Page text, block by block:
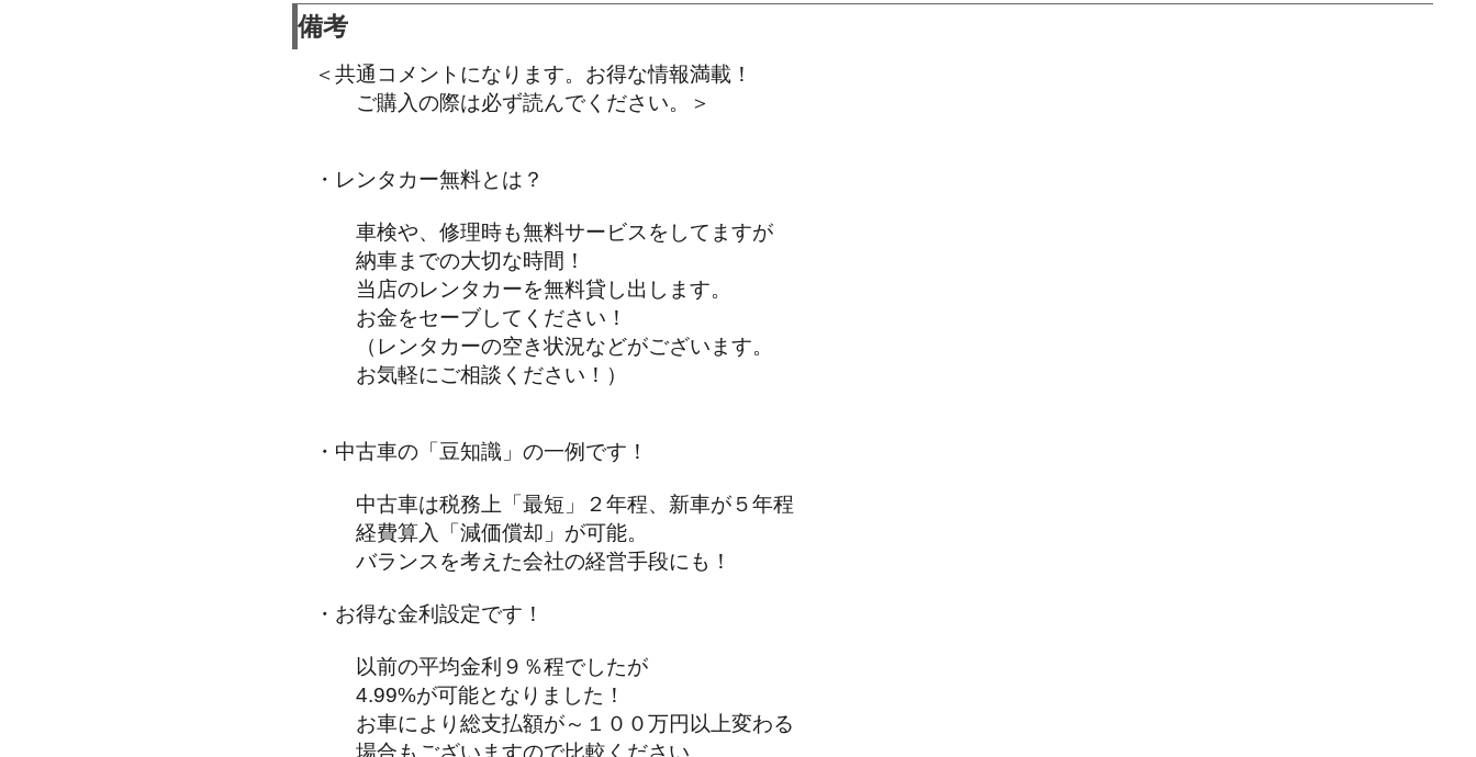
備考
＜共通コメントになります。お得な情報満載！
ご購入の際は必ず読んでください。＞
・レンタカー無料とは？
車検や、修理時も無料サービスをしてますが
納車までの大切な時間！
当店のレンタカーを無料貸し出します。
お金をセーブしてください！
（レンタカーの空き状況などがございます。
お気軽にご相談ください！）
・中古車の「豆知識」の一例です！
中古車は税務上「最短」２年程、新車が５年程
経費算入「減価償却」が可能。
バランスを考えた会社の経営手段にも！
・お得な金利設定です！
以前の平均金利９％程でしたが
4.99%が可能となりました！
お車により総支払額が～１００万円以上変わる
場合もございますので比較ください。